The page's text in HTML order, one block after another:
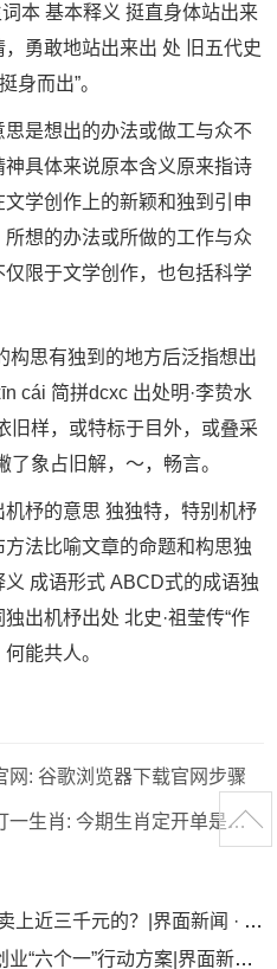
本 基本释义 挺直身体站出来
勇敢地站出来出 处 旧五代史
身而出”。
是想出的办法或做工与众不
具体来说原本含义原来指诗
学创作上的新颖和独到引申
想的办法或所做的工作与众
限于文学创作，也包括科学
构思有独到的地方后泛指想出
cái 简拼dcxc 出处明·李贽水
旧样，或特标于目外，或叠采
了象占旧解，～，畅言。
杼的意思 独独特，特别机杼
法比喻文章的命题和构思独
成语形式 ABCD式的成语独
出机杼出处 北史·祖莹传“作
能共人。
网: 谷歌浏览器下载官网步骤
肖: 今期生肖定开单是什么生肖
近三千元的？|界面新闻 · 时尚
个一”行动方案|界面新闻 · 快讯